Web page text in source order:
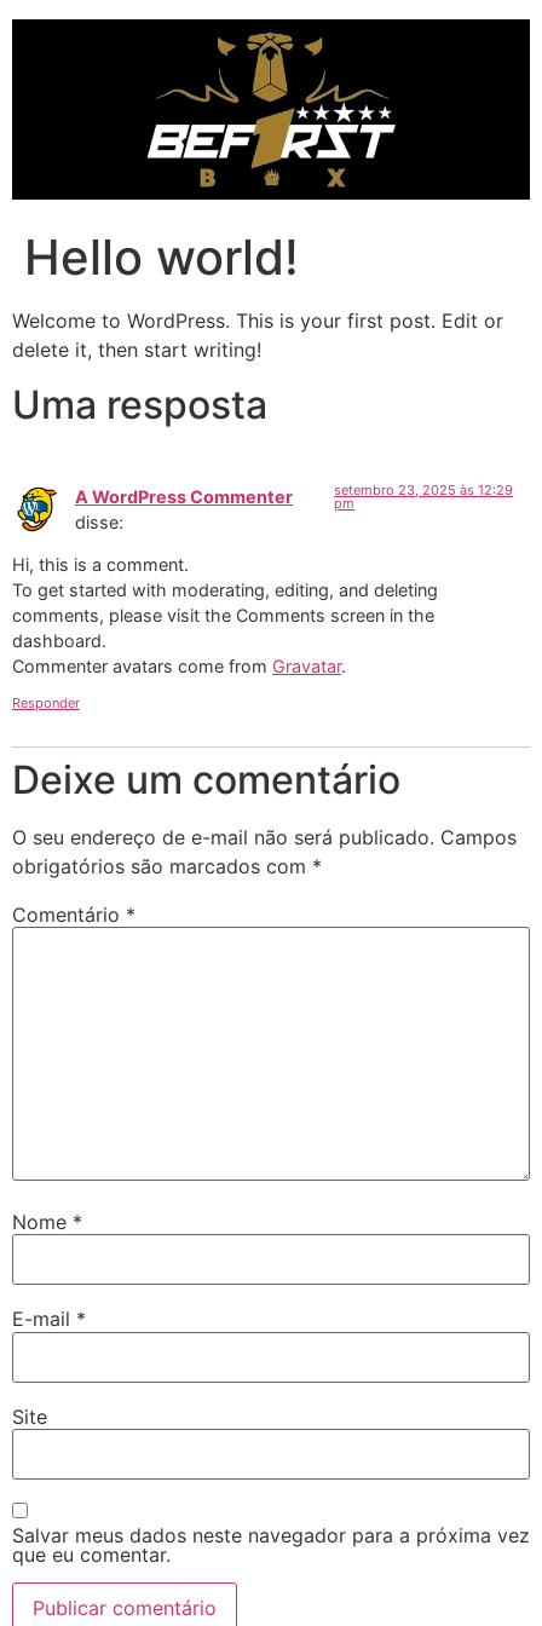
Hello world!
Welcome to WordPress. This is your first post. Edit or
delete it, then start writing!
Uma resposta
A WordPress Commenter
disse:
setembro 23, 2025 às 12:29
pm
Hi, this is a comment.
To get started with moderating, editing, and deleting
comments, please visit the Comments screen in the
dashboard.
Commenter avatars come from Gravatar.
Responder
Deixe um comentário
O seu endereço de e-mail não será publicado. Campos
obrigatórios são marcados com *
Comentário *
Nome *
E-mail *
Site
Salvar meus dados neste navegador para a próxima vez
que eu comentar.